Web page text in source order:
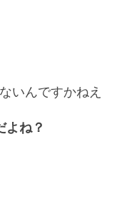
いんですかねえ
よね？